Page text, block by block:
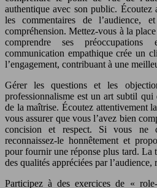
authentique avec son public. Écoutez
les commentaires de l’audience,
compréhension. Mettez-vous à la
comprendre ses
communication empathique crée un
l’engagement, contribuant à une
Gérer les questions et les
professionnalisme est un art subtil qui
de la maîtrise. Écoutez attentivement
vous assurer que vous l’avez bien
concision et respect. Si vous ne
reconnaissez-le honnêtement et
pour fournir une réponse plus tard. La
des qualités appréciées par
Participez à des exercices de «